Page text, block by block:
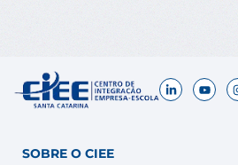
SOBRE O CIEE